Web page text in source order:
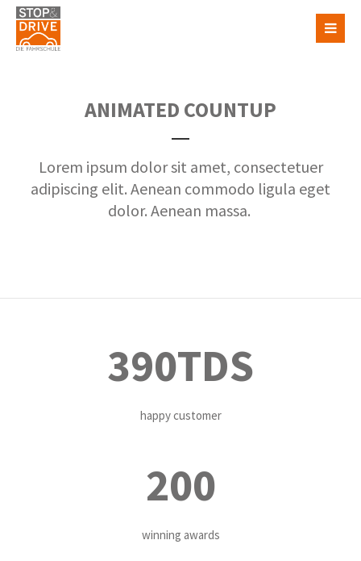
ANIMATED COUNTUP
Lorem ipsum dolor sit amet, consectetuer
adipiscing elit. Aenean commodo ligula eget
dolor. Aenean massa.
390TDS
happy customer
200
winning awards